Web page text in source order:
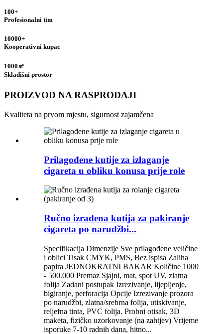
100+
Profesionalni tim
10000+
Kooperativni kupac
1000㎡
Skladišni prostor
PROIZVOD NA RASPRODAJI
Kvaliteta na prvom mjestu, sigurnost zajamčena
Prilagođene kutije za izlaganje
cigareta u obliku konusa prije role
Ručno izrađena kutija za pakiranje
cigareta po narudžbi...
Specifikacija Dimenzije Sve prilagođene veličine
i oblici Tisak CMYK, PMS, Bez ispisa Zaliha
papira JEDNOKRATNI BAKAR Količine 1000
- 500.000 Premaz Sjajni, mat, spot UV, zlatna
folija Zadani postupak Izrezivanje, lijepljenje,
bigiranje, perforacija Opcije Izrezivanje prozora
po narudžbi, zlatna/srebrna folija, utiskivanje,
reljefna tinta, PVC folija. Probni otisak, 3D
maketa, fizičko uzorkovanje (na zahtjev) Vrijeme
isporuke 7-10 radnih dana, hitno...